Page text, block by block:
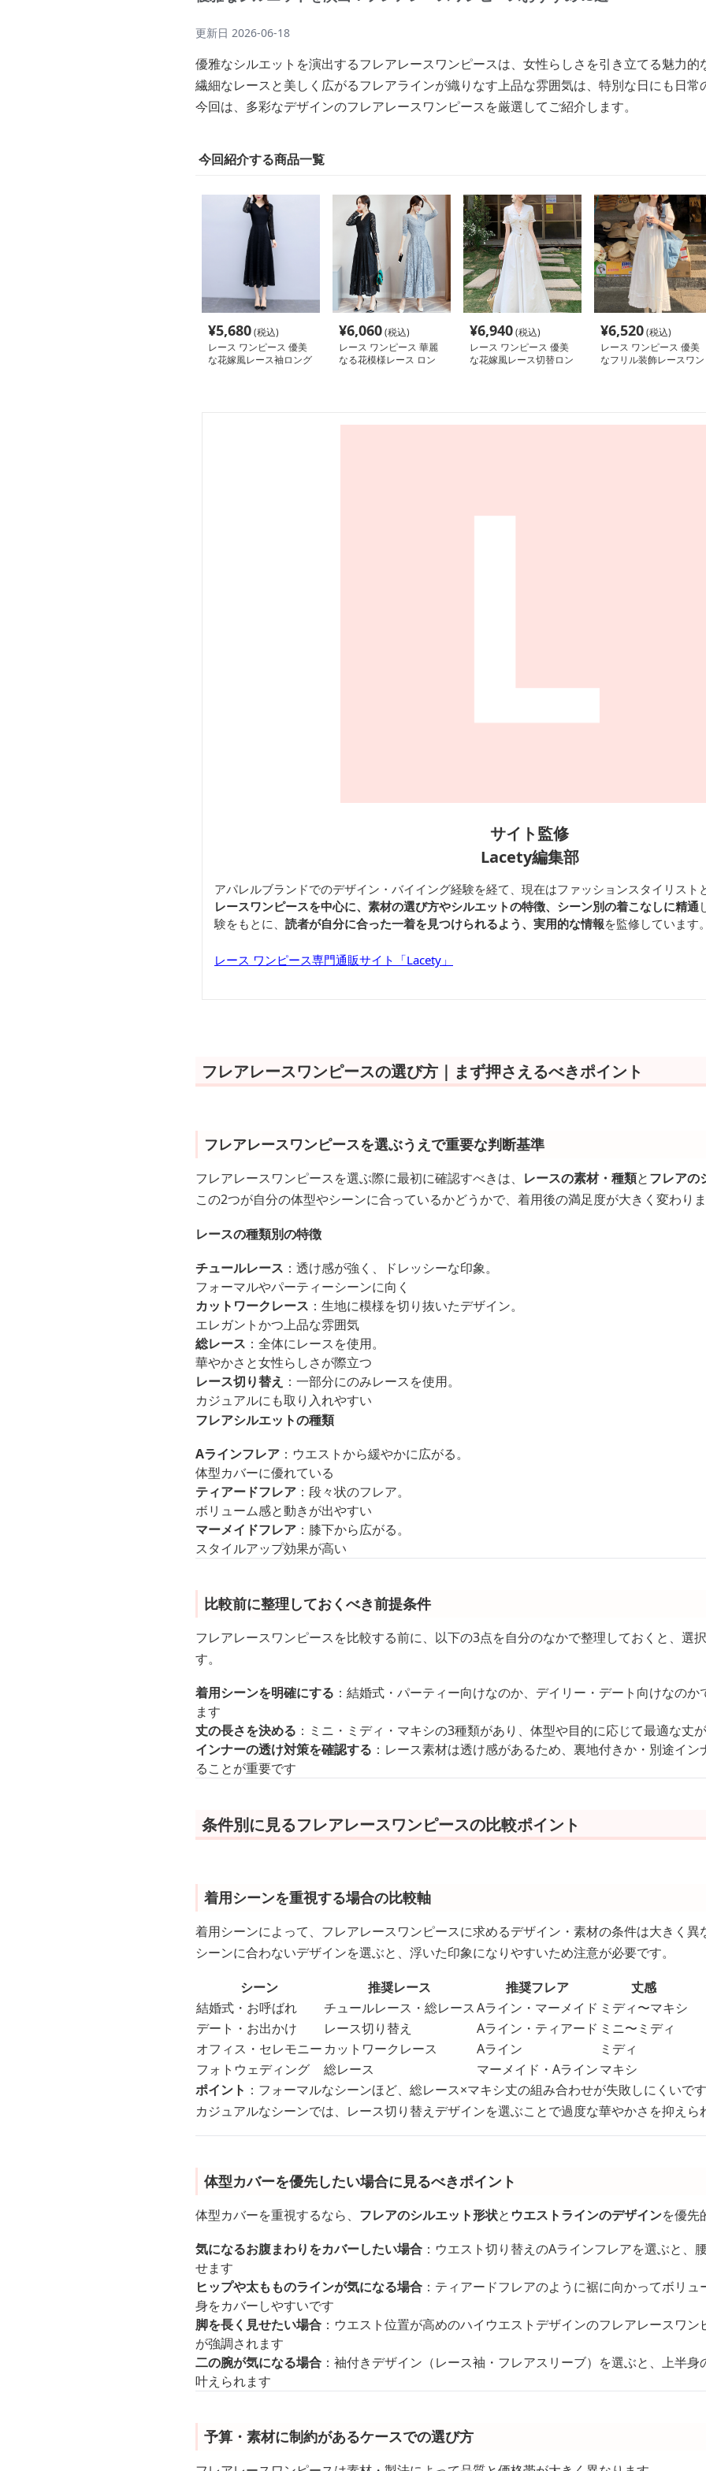
更新日 2026-06-18
優雅なシルエットを演出するフレアレースワンピースは、女性らしさを引き立てる魅力的
繊細なレースと美しく広がるフレアラインが織りなす上品な雰囲気は、特別な日にも日常
今回は、多彩なデザインのフレアレースワンピースを厳選してご紹介します。
今回紹介する商品一覧
¥5,680(税込)
レース ワンピース 優美
な花嫁風レース袖ロング
¥6,060(税込)
レース ワンピース 華麗
なる花模様レース ロン
¥6,940(税込)
レース ワンピース 優美
な花嫁風レース切替ロン
¥6,520(税込)
レース ワンピース 優美
なフリル装飾レースワン
サイト監修
Lacety編集部
アパレルブランドでのデザイン・バイイング経験を経て、現在はファッションスタイリスト
レースワンピースを中心に、素材の選び方やシルエットの特徴、シーン別の着こなしに精通
験をもとに、 読者が自分に合った一着を見つけられるよう、実用的な情報を監修しています。
レース ワンピース専門通販サイト「Lacety」
フレアレースワンピースの選び方｜まず押さえるべきポイント
フレアレースワンピースを選ぶうえで重要な判断基準
フレアレースワンピースを選ぶ際に最初に確認すべきは、 レースの素材・種類とフレアの
この2つが自分の体型やシーンに合っているかどうかで、着用後の満足度が大きく変わりま
レースの種類別の特徴
チュールレース ：透け感が強く、ドレッシーな印象。
フォーマルやパーティーシーンに向く
カットワークレース ：生地に模様を切り抜いたデザイン。
エレガントかつ上品な雰囲気
総レース ：全体にレースを使用。
華やかさと女性らしさが際立つ
レース切り替え ：一部分にのみレースを使用。
カジュアルにも取り入れやすい
フレアシルエットの種類
Aラインフレア ：ウエストから緩やかに広がる。
体型カバーに優れている
ティアードフレア ：段々状のフレア。
ボリューム感と動きが出やすい
マーメイドフレア ：膝下から広がる。
スタイルアップ効果が高い
比較前に整理しておくべき前提条件
フレアレースワンピースを比較する前に、以下の3点を自分のなかで整理しておくと、選
す。
着用シーンを明確にする ：結婚式・パーティー向けなのか、デイリー・デート向けなのか
ます
丈の長さを決める ：ミニ・ミディ・マキシの3種類があり、体型や目的に応じて最適な丈
インナーの透け対策を確認する ：レース素材は透け感があるため、裏地付きか・別途イ
ることが重要です
条件別に見るフレアレースワンピースの比較ポイント
着用シーンを重視する場合の比較軸
着用シーンによって、フレアレースワンピースに求めるデザイン・素材の条件は大きく異
シーンに合わないデザインを選ぶと、浮いた印象になりやすいため注意が必要です。
シーン
推奨レース 推奨フレア
丈感
結婚式・お呼ばれ
チュールレース・総レースAライン・マーメイド ミディ〜マキシ
デート・お出かけ
レース切り替え Aライン・ティアード ミニ〜ミディ
オフィス・セレモニー カットワークレース Aライン
ミディ
フォトウェディング
総レース マーメイド・Aラインマキシ
ポイント ：フォーマルなシーンほど、総レース×マキシ丈の組み合わせが失敗しにくいです
カジュアルなシーンでは、レース切り替えデザインを選ぶことで過度な華やかさを抑えら
体型カバーを優先したい場合に見るべきポイント
体型カバーを重視するなら、 フレアのシルエット形状と ウエストラインのデザインを優先
気になるお腹まわりをカバーしたい場合 ：ウエスト切り替えのAラインフレアを選ぶと、
せます
ヒップや太もものラインが気になる場合 ：ティアードフレアのように裾に向かってボリ
身をカバーしやすいです
脚を長く見せたい場合 ：ウエスト位置が高めのハイウエストデザインのフレアレースワ
が強調されます
二の腕が気になる場合 ：袖付きデザイン（レース袖・フレアスリーブ）を選ぶと、上半
叶えられます
予算・素材に制約があるケースでの選び方